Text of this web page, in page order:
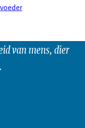
van mens, dier